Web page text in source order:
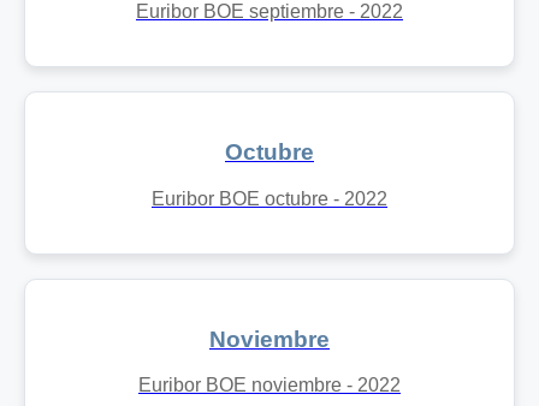
Euribor BOE septiembre - 2022
Octubre
Euribor BOE octubre - 2022
Noviembre
Euribor BOE noviembre - 2022